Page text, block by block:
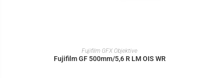
IN DEN WARENKORB
Fujifilm GFX Objektive
Fujifilm GF 500mm/5,6 R LM OIS WR